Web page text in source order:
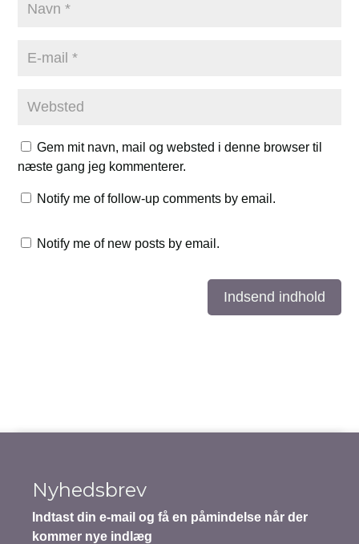
Gem mit navn, mail og websted i denne browser til
næste gang jeg kommenterer.
Notify me of follow-up comments by email.
Notify me of new posts by email.
Indsend indhold
Nyhedsbrev
Indtast din e-mail og få en påmindelse når der
kommer nye indlæg